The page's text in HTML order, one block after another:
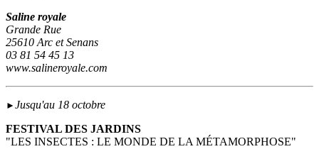
Saline royale
Grande Rue
25610 Arc et Senans
03 81 54 45 13
www.salineroyale.com
► Jusqu'au 18 octobre
FESTIVAL DES JARDINS
"LES INSECTES : LE MONDE DE LA MÉTAMORPHOSE"